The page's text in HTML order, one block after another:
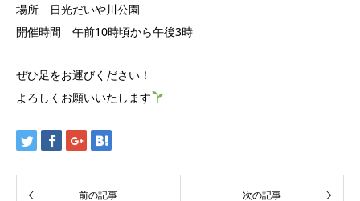
場所 日光だいや川公園
開催時間 午前10時頃から午後3時
ぜひ足をお運びください！
よろしくお願いいたします